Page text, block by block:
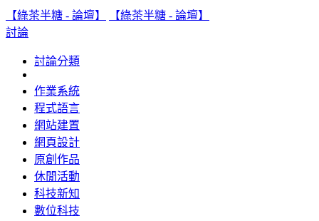
【綠茶半糖 - 論壇】
【綠茶半糖 - 論壇】
討論
討論分類
作業系統
程式語言
網站建置
網頁設計
原創作品
休閒活動
科技新知
數位科技